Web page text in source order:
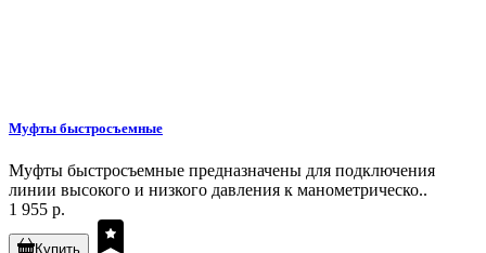
Муфты быстросъемные
Муфты быстросъемные предназначены для подключения
линии высокого и низкого давления к манометрическо..
1 955 р.
Купить